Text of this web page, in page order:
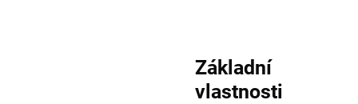
Základní
vlastnosti